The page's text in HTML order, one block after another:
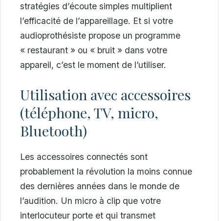
stratégies d’écoute simples multiplient
l’efficacité de l’appareillage. Et si votre
audioprothésiste propose un programme
« restaurant » ou « bruit » dans votre
appareil, c’est le moment de l’utiliser.
Utilisation avec accessoires
(téléphone, TV, micro,
Bluetooth)
Les accessoires connectés sont
probablement la révolution la moins connue
des dernières années dans le monde de
l’audition. Un micro à clip que votre
interlocuteur porte et qui transmet